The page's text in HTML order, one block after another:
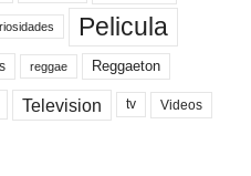
Pelicula
reggae Reggaeton
Television tv Videos